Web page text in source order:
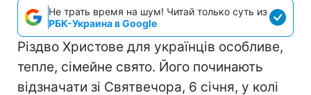
Не трать время на шум! Читай только суть из
РБК-Украина в Google
Різдво Христове для українців особливе,
тепле, сімейне свято. Його починають
відзначати зі Святвечора, 6 січня, у колі